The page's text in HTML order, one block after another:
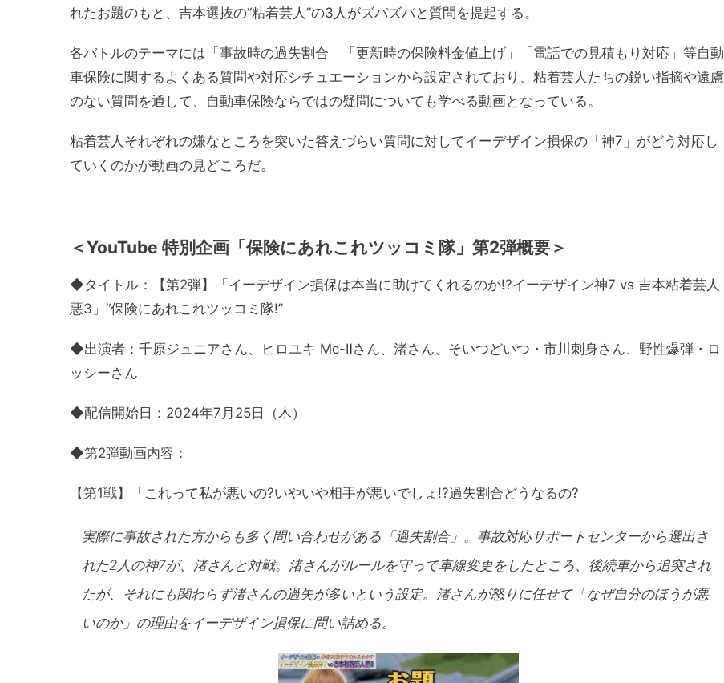
れたお題のもと、吉本選抜の“粘着芸人”の3人がズバズバと質問を提起する。
各バトルのテーマには「事故時の過失割合」「更新時の保険料金値上げ」「電話での見積もり対応」等自動
車保険に関するよくある質問や対応シチュエーションから設定されており、粘着芸人たちの鋭い指摘や遠慮
のない質問を通して、自動車保険ならではの疑問についても学べる動画となっている。
粘着芸人それぞれの嫌なところを突いた答えづらい質問に対してイーデザイン損保の「神7」がどう対応し
ていくのかが動画の見どころだ。
＜YouTube 特別企画「保険にあれこれツッコミ隊」第2弾概要＞
◆タイトル：【第2弾】「イーデザイン損保は本当に助けてくれるのか!?イーデザイン神7 vs 吉本粘着芸人
悪3」“保険にあれこれツッコミ隊!”
◆出演者：千原ジュニアさん、ヒロユキ Mc-Ⅱさん、渚さん、そいつどいつ・市川刺身さん、野性爆弾・ロ
ッシーさん
◆配信開始日：2024年7月25日（木）
◆第2弾動画内容：
【第1戦】「これって私が悪いの?いやいや相手が悪いでしょ!?過失割合どうなるの?」
実際に事故された方からも多く問い合わせがある「過失割合」。事故対応サポートセンターから選出さ
れた2人の神7が、渚さんと対戦。渚さんがルールを守って車線変更をしたところ、後続車から追突され
たが、それにも関わらず渚さんの過失が多いという設定。渚さんが怒りに任せて「なぜ自分のほうが悪
いのか」の理由をイーデザイン損保に問い詰める。